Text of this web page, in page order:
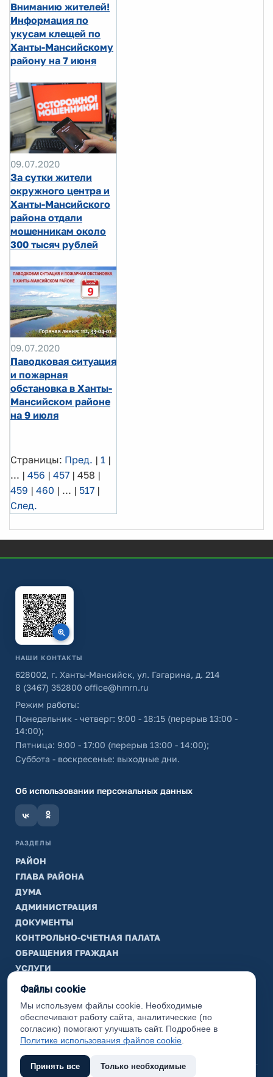
Вниманию жителей!
Информация по
укусам клещей по
Ханты-Мансийскому
району на 7 июня
09.07.2020
За сутки жители
окружного центра и
Ханты-Мансийского
района отдали
мошенникам около
300 тысяч рублей
09.07.2020
Паводковая ситуация
и пожарная
обстановка в Ханты-
Мансийском районе
на 9 июля
Страницы: Пред. | 1 |
... | 456 | 457 | 458 |
459 | 460 | ... | 517 |
След.
НАШИ КОНТАКТЫ
628002, г. Ханты-Мансийск, ул. Гагарина, д. 214
8 (3467) 352800 office@hmrn.ru
Режим работы:
Понедельник - четверг: 9:00 - 18:15 (перерыв 13:00 -
14:00);
Пятница: 9:00 - 17:00 (перерыв 13:00 - 14:00);
Суббота - воскресенье: выходные дни.
Об использовании персональных данных
РАЗДЕЛЫ
РАЙОН
ГЛАВА РАЙОНА
ДУМА
АДМИНИСТРАЦИЯ
ДОКУМЕНТЫ
КОНТРОЛЬНО-СЧЕТНАЯ ПАЛАТА
ОБРАЩЕНИЯ ГРАЖДАН
УСЛУГИ
ТИК
ИНФОРМАЦИЯ
Законодательная карта
Карта сайта
Файлы cookie
Мы используем файлы cookie. Необходимые
обеспечивают работу сайта, аналитические (по
согласию) помогают улучшать сайт. Подробнее в
Политике использования файлов cookie
Принять все Только необходимые